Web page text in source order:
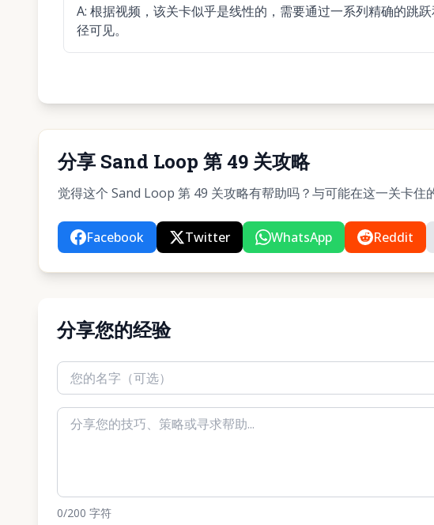
A: 根据视频，该关卡似乎是线性的，需要通过一系列精确的跳
径可见。
分享 Sand Loop 第 49 关攻略
觉得这个 Sand Loop 第 49 关攻略有帮助吗？与可能在这一关卡住
Facebook Twitter WhatsApp Reddit
分享您的经验
0/200 字符